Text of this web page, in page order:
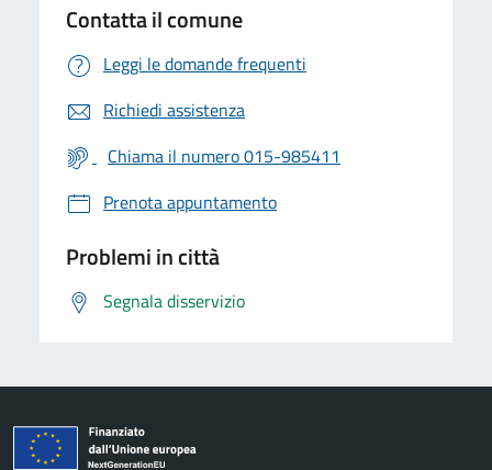
Contatta il comune
Leggi le domande frequenti
Richiedi assistenza
Chiama il numero 015-985411
Prenota appuntamento
Problemi in città
Segnala disservizio